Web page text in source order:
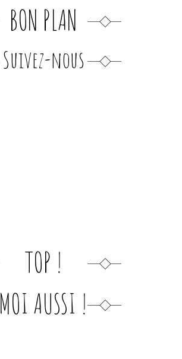
BON PLAN
Suivez-nous
TOP !
MOI AUSSI !